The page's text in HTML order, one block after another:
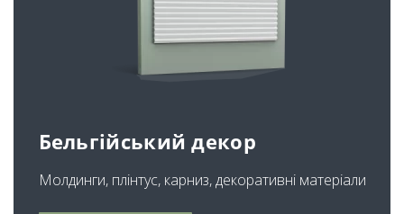
Бельгійський декор
Молдинги, плінтус, карниз, декоративні матеріали